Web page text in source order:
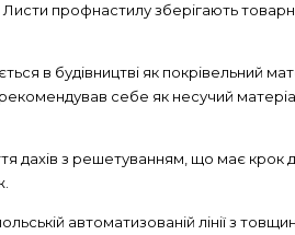
профнастилу зберігають
в будівництві як покрівельний
себе як несучий
дахів з решетуванням, що має крок
автоматизованій лінії з